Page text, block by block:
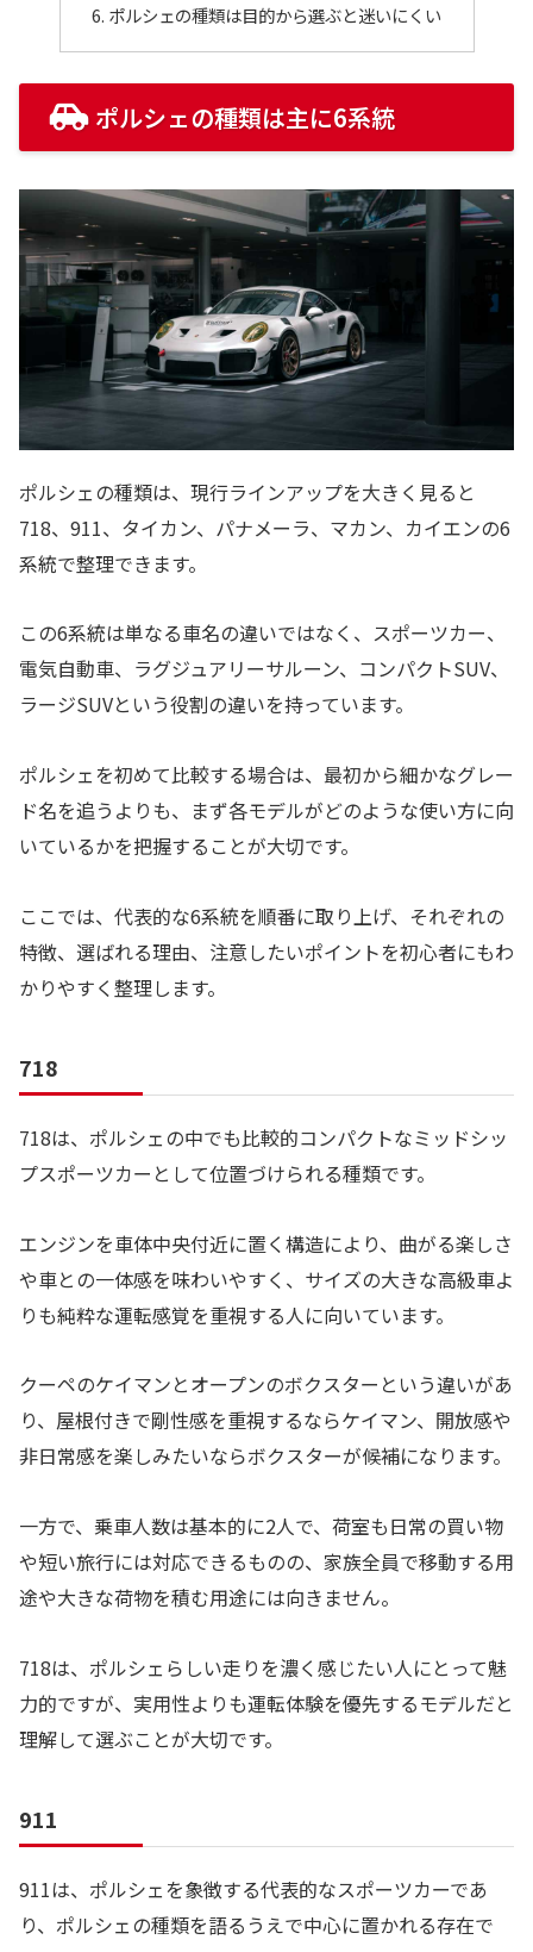
ポルシェの種類は目的から選ぶと迷いにくい
ポルシェの種類は主に6系統
ポルシェの種類は、現行ラインアップを大きく見ると
718、911、タイカン、パナメーラ、マカン、カイエンの6
系統で整理できます。
この6系統は単なる車名の違いではなく、スポーツカー、
電気自動車、ラグジュアリーサルーン、コンパクトSUV、
ラージSUVという役割の違いを持っています。
ポルシェを初めて比較する場合は、最初から細かなグレー
ド名を追うよりも、まず各モデルがどのような使い方に向
いているかを把握することが大切です。
ここでは、代表的な6系統を順番に取り上げ、それぞれの
特徴、選ばれる理由、注意したいポイントを初心者にもわ
かりやすく整理します。
718
718は、ポルシェの中でも比較的コンパクトなミッドシッ
プスポーツカーとして位置づけられる種類です。
エンジンを車体中央付近に置く構造により、曲がる楽しさ
や車との一体感を味わいやすく、サイズの大きな高級車よ
りも純粋な運転感覚を重視する人に向いています。
クーペのケイマンとオープンのボクスターという違いがあ
り、屋根付きで剛性感を重視するならケイマン、開放感や
非日常感を楽しみたいならボクスターが候補になります。
一方で、乗車人数は基本的に2人で、荷室も日常の買い物
や短い旅行には対応できるものの、家族全員で移動する用
途や大きな荷物を積む用途には向きません。
718は、ポルシェらしい走りを濃く感じたい人にとって魅
力的ですが、実用性よりも運転体験を優先するモデルだと
理解して選ぶことが大切です。
911
911は、ポルシェを象徴する代表的なスポーツカーであ
り、ポルシェの種類を語るうえで中心に置かれる存在で